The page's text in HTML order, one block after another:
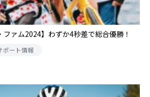
ファム2024】わずか4秒差で総合優勝！
ポート情報